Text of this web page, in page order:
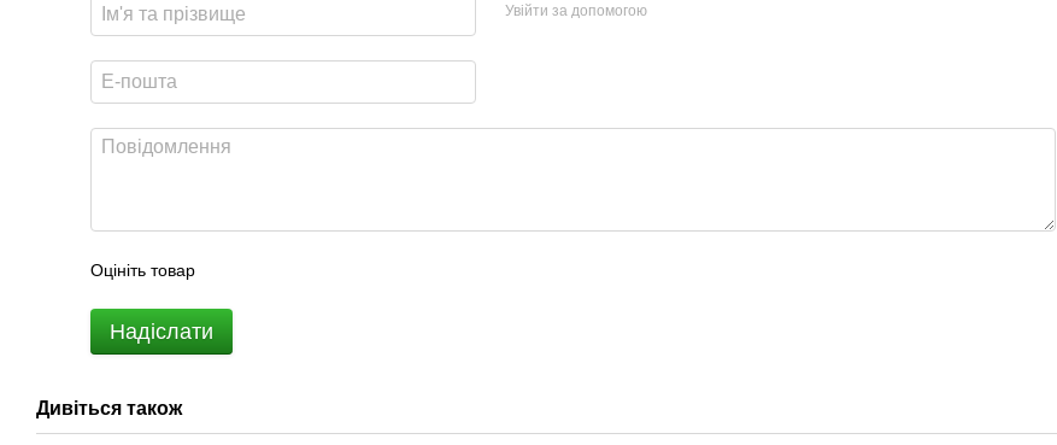
Увійти за допомогою
Оцініть товар
Надіслати
Дивіться також